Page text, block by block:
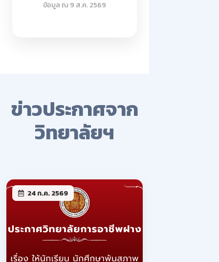
ข้อมูล ณ 9 ส.ค. 2569
ข่าวประกาศจาก
วิทยาลัยฯ
24 ก.ค. 2569